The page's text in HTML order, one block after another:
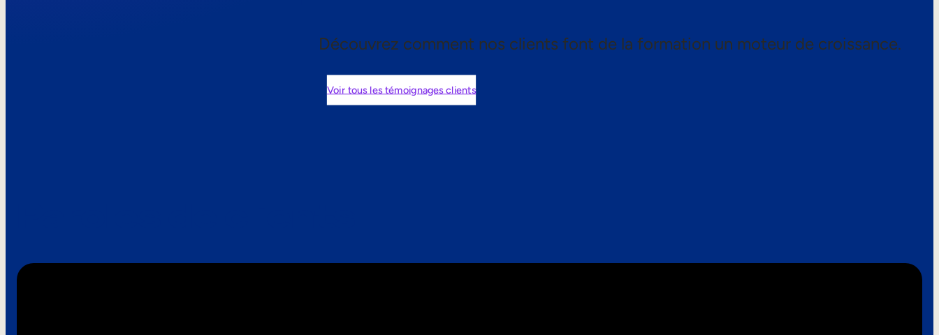
Découvrez comment nos clients font de la formation un moteur de croissance.
Voir tous les témoignages clients